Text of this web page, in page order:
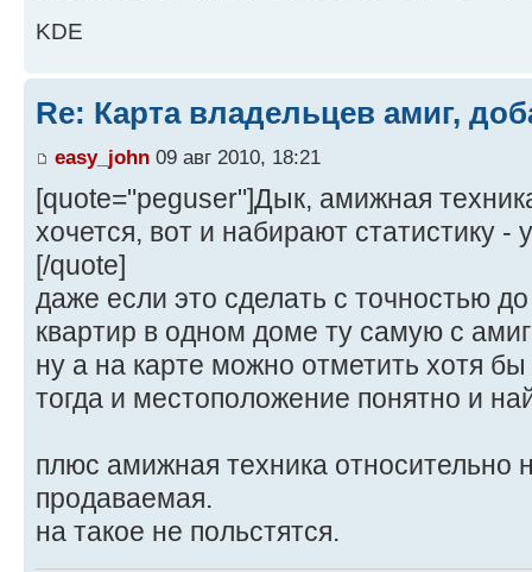
KDE
Re: Карта владельцев амиг,
easy_john 09 авг 2010, 18:21
[quote="peguser"]Дык, амижная
хочется, вот и набирают статистику -
[/quote]
даже если это сделать с точностью
квартир в одном доме ту самую с
ну а на карте можно отметить хотя
тогда и местоположение понятно и
плюс амижная техника относительно
продаваемая.
на такое не польстятся.